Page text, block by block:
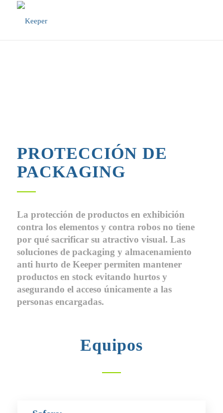
PROTECCIÓN DE
PACKAGING
La protección de productos en exhibición
contra los elementos y contra robos no tiene
por qué sacrificar su atractivo visual. Las
soluciones de packaging y almacenamiento
anti hurto de Keeper permiten mantener
productos en stock evitando hurtos y
asegurando el acceso únicamente a las
personas encargadas.
Equipos